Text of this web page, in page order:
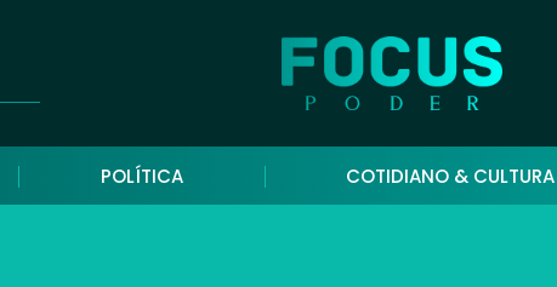
POLÍTICA COTIDIANO & CULTURA